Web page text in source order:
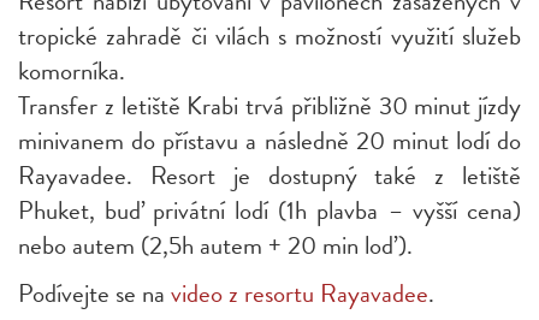
tropické zahradě či vilách s možností využití služeb
komorníka.
Transfer z letiště Krabi trvá přibližně 30 minut jízdy
minivanem do přístavu a následně 20 minut lodí do
Rayavadee. Resort je dostupný také z letiště
Phuket, buď privátní lodí (1h plavba – vyšší cena)
nebo autem (2,5h autem + 20 min loď).
Podívejte se navideo z resortu Rayavadee.